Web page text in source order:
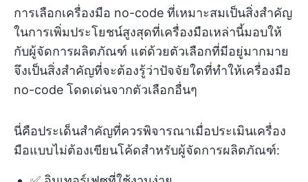
การเลือกเครื่องมือ no-code ที่เหมาะสมเป็นสิ่งสำคัญ
ในการเพิ่มประโยชน์สูงสุดที่เครื่องมือเหล่านี้มอบให้
กับผู้จัดการผลิตภัณฑ์ แต่ด้วยตัวเลือกที่มีอยู่มากมาย
จึงเป็นสิ่งสำคัญที่จะต้องรู้ว่าปัจจัยใดที่ทำให้เครื่องมือ
no-code โดดเด่นจากตัวเลือกอื่นๆ
นี่คือประเด็นสำคัญที่ควรพิจารณาเมื่อประเมินเครื่อง
มือแบบไม่ต้องเขียนโค้ดสำหรับผู้จัดการผลิตภัณฑ์: